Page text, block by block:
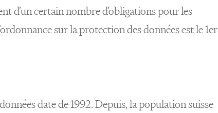
d’un certain nombre d’obligations pour les
sur la protection des données est le 1er
date de 1992. Depuis, la population suisse